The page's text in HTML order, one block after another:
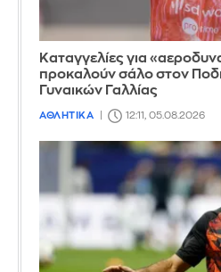
Καταγγελίες για
προκαλούν σάλο στον
Γυναικών Γαλλίας
ΑΘΛΗΤΙΚΑ 12:11, 05.08.2026